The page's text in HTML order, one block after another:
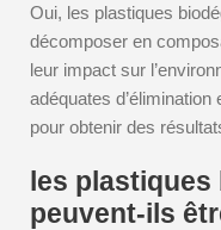
Oui, les plastiques
décomposer en
leur impact sur
adéquates
pour obtenir des
les plastiques
peuvent-ils